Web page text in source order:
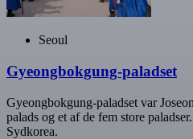
Seoul
Gyeongbokgung-paladset
Gyeongbokgung-paladset var
palads og et af de fem store
Sydkorea.